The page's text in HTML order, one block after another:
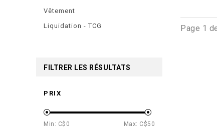
Page 1
Vêtement
Liquidation - TCG
FILTRER LES RÉSULTATS
PRIX
Min: C$ 0 Max: C$50